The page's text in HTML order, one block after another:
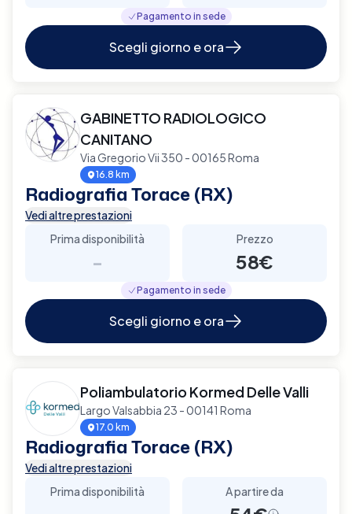
Pagamento in sede
Scegli giorno e ora
GABINETTO RADIOLOGICO
CANITANO
Via Gregorio Vii 350 - 00165 Roma
16.8 km
Radiografia Torace (RX)
Vedi altre prestazioni
Prima disponibilità
-
Prezzo
58€
Pagamento in sede
Scegli giorno e ora
Poliambulatorio Kormed Delle Valli
Largo Valsabbia 23 - 00141 Roma
17.0 km
Radiografia Torace (RX)
Vedi altre prestazioni
Prima disponibilità
A partire da